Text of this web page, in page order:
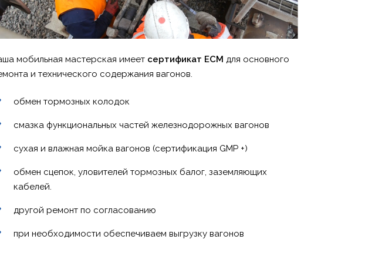
мобильная мастерская имеет сертификат ECM для основного
и технического содержания вагонов.
обмен тормозных колодок
смазка функциональных частей железнодорожных вагонов
сухая и влажная мойка вагонов (сертификация GMP +)
обмен сцепок, уловителей тормозных балог, заземляющих
кабелей.
другой ремонт по согласованию
при необходимости обеспечиваем выгрузку вагонов